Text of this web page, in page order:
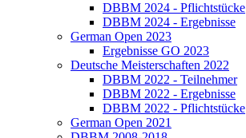
DBBM 2024 - Pflichtstücke
DBBM 2024 - Ergebnisse
German Open 2023
Ergebnisse GO 2023
Deutsche Meisterschaften 2022
DBBM 2022 - Teilnehmer
DBBM 2022 - Ergebnisse
DBBM 2022 - Pflichtstücke
German Open 2021